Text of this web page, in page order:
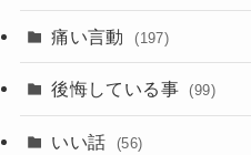
痛い言動 (197)
後悔している事 (99)
いい話 (56)